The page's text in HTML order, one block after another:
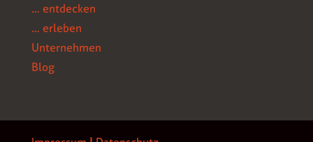
… entdecken
… erleben
Unternehmen
Blog